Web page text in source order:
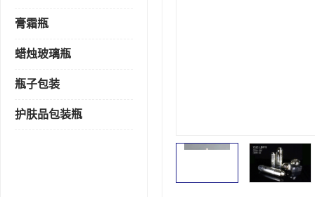
膏霜瓶
蜡烛玻璃瓶
瓶子包装
护肤品包装瓶